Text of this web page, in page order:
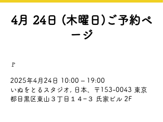
4月 24日 (木曜日)ご予約ペ
ージ
🚩
2025年4月24日 10:00 – 19:00
いぬをとるスタジオ, 日本、〒153-0043 東京
都目黒区東山３丁目１４−３ 氏家ビル 2F